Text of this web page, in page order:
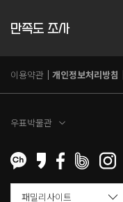
만족도 조사
이용약관 개인정보처리방침
우표박물관